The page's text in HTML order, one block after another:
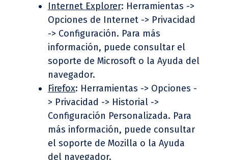
Internet Explorer: Herramientas ->
Opciones de Internet -> Privacidad
-> Configuración. Para más
información, puede consultar el
soporte de Microsoft o la Ayuda del
navegador.
Firefox: Herramientas -> Opciones -
> Privacidad -> Historial ->
Configuración Personalizada. Para
más información, puede consultar
el soporte de Mozilla o la Ayuda
del navegador.